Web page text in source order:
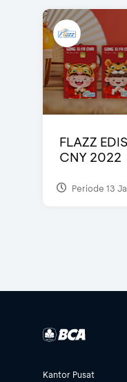
FLAZZ
CNY 2022
Periode 13
Kantor Pusat